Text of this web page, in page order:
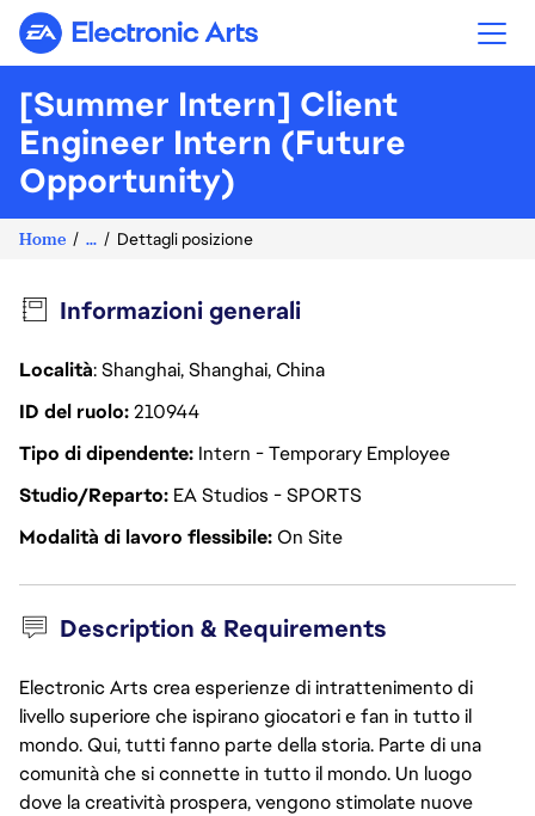
Electronic Arts
[Summer Intern] Client
Engineer Intern (Future
Opportunity)
Home ... Dettagli posizione
Informazioni generali
Località: Shanghai, Shanghai, China
ID del ruolo210944
Tipo di dipendente Intern - Temporary Employee
Studio/Reparto EA Studios - SPORTS
Modalità di lavoro flessibileOn Site
Description & Requirements
Electronic Arts crea esperienze di intrattenimento di
livello superiore che ispirano giocatori e fan in tutto il
mondo. Qui, tutti fanno parte della storia. Parte di una
comunità che si connette in tutto il mondo. Un luogo
dove la creatività prospera, vengono stimolate nuove